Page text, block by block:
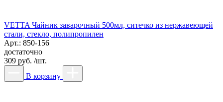
VETTA Чайник заварочный 500мл, ситечко из нержавеющей
стали, стекло, полипропилен
Арт.: 850-156
достаточно
309 руб. /шт.
В корзину